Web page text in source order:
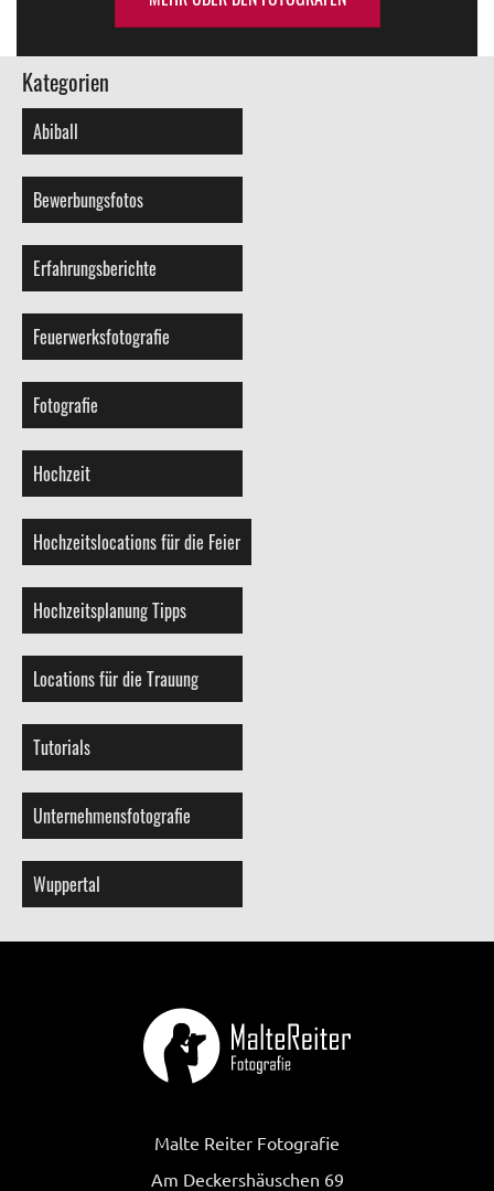
Kategorien
Abiball
Bewerbungsfotos
Erfahrungsberichte
Feuerwerksfotografie
Fotografie
Hochzeit
Hochzeitslocations für die Feier
Hochzeitsplanung Tipps
Locations für die Trauung
Tutorials
Unternehmensfotografie
Wuppertal
Malte Reiter Fotografie
Am Deckershäuschen 69